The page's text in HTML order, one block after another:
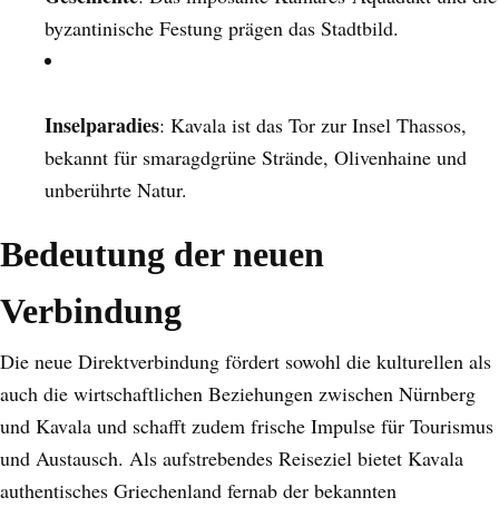
byzantinische Festung prägen das Stadtbild.
Inselparadies: Kavala ist das Tor zur Insel Thassos,
bekannt für smaragdgrüne Strände, Olivenhaine und
unberührte Natur.
Bedeutung der neuen
Verbindung
Die neue Direktverbindung fördert sowohl die kulturellen als
auch die wirtschaftlichen Beziehungen zwischen Nürnberg
und Kavala und schafft zudem frische Impulse für Tourismus
und Austausch. Als aufstrebendes Reiseziel bietet Kavala
authentisches Griechenland fernab der bekannten